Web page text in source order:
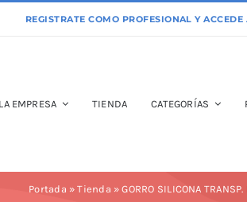
LA EMPRESA TIENDA CATEGORÍAS
Portada »Tienda »GORRO SILICONA TRANSP.